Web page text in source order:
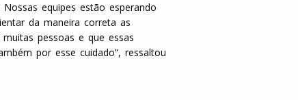
equipes estão esperando
da maneira correta as
pessoas e que essas
por esse cuidado”, ressaltou